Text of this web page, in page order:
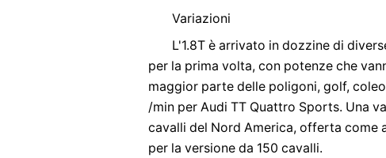
Variazioni
L'1.8T è arrivato in dozzine di
per la prima volta, con potenze che
maggior parte delle poligoni, golf,
/min per Audi TT Quattro Sports. Una
cavalli del Nord America, offerta come
per la versione da 150 cavalli.